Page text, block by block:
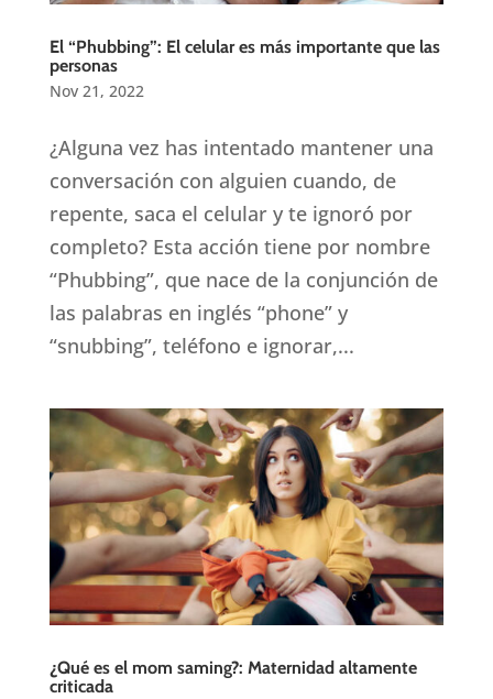
El “Phubbing”: El celular es más importante que las
personas
Nov 21, 2022
¿Alguna vez has intentado mantener una
conversación con alguien cuando, de
repente, saca el celular y te ignoró por
completo? Esta acción tiene por nombre
“Phubbing”, que nace de la conjunción de
las palabras en inglés “phone” y
“snubbing”, teléfono e ignorar,...
¿Qué es el mom saming?: Maternidad altamente
criticada